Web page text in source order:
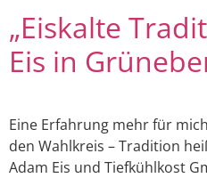
„Eiskalte
Eis in
Eine Erfahrung mehr für
den Wahlkreis – Tradition
Adam Eis und Tiefkühlkost